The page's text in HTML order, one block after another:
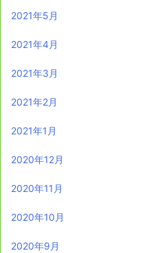
2021年5月
2021年4月
2021年3月
2021年2月
2021年1月
2020年12月
2020年11月
2020年10月
2020年9月